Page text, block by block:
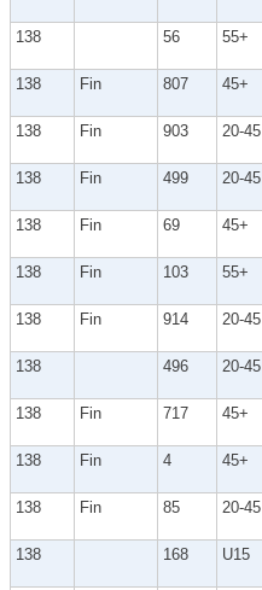
138
56 55+
138
Fin 807 45+
138
Fin 903 20-45
138
Fin 499 20-45
138
Fin 69 45+
138
Fin 103 55+
138
Fin 914 20-45
138
496 20-45
138
Fin 717 45+
138
Fin 4 45+
138
Fin 85 20-45
138
168 U15